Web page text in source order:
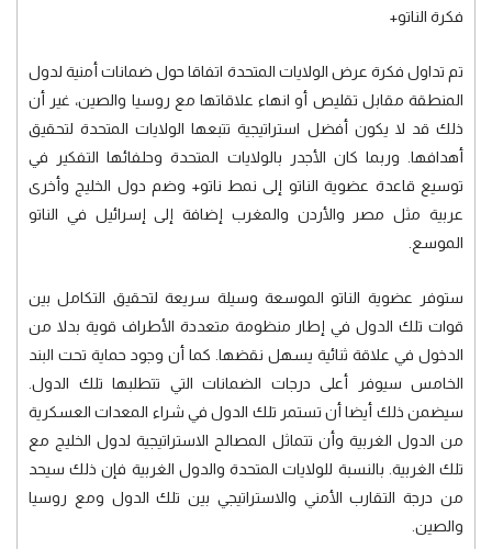
فكرة الناتو+
تم تداول فكرة عرض الولايات المتحدة اتفاقا حول ضمانات أمنية لدول
المنطقة مقابل تقليص أو انهاء علاقاتها مع روسيا والصين، غير أن
ذلك قد لا يكون أفضل استراتيجية تتبعها الولايات المتحدة لتحقيق
أهدافها. وربما كان الأجدر بالولايات المتحدة وحلفائها التفكير في
توسيع قاعدة عضوية الناتو إلى نمط ناتو+ وضم دول الخليج وأخرى
عربية مثل مصر والأردن والمغرب إضافة إلى إسرائيل في الناتو
الموسع.
ستوفر عضوية الناتو الموسعة وسيلة سريعة لتحقيق التكامل بين
قوات تلك الدول في إطار منظومة متعددة الأطراف قوية بدلا من
الدخول في علاقة ثنائية يسهل نقضها. كما أن وجود حماية تحت البند
الخامس سيوفر أعلى درجات الضمانات التي تتطلبها تلك الدول.
سيضمن ذلك أيضا أن تستمر تلك الدول في شراء المعدات العسكرية
من الدول الغربية وأن تتماثل المصالح الاستراتيجية لدول الخليج مع
تلك الغربية. بالنسبة للولايات المتحدة والدول الغربية فإن ذلك سيحد
من درجة التقارب الأمني والاستراتيجي بين تلك الدول ومع روسيا
والصين.